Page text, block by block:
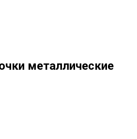
металлические